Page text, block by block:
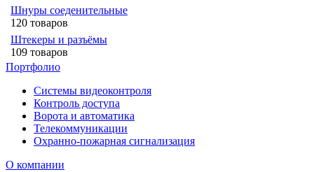
Шнуры соеденительные
120 товаров
Штекеры и разъёмы
109 товаров
Портфолио
Системы видеоконтроля
Контроль доступа
Ворота и автоматика
Телекоммуникации
Охранно-пожарная сигнализация
О компании